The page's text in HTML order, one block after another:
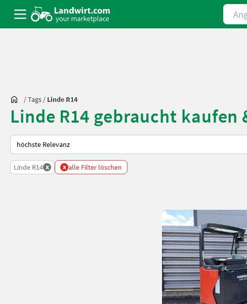
/Tags / Linde R14
Linde R14 gebraucht kaufen
So wird auf Landwirt.com sortiert
Linde R14 x x alle Filter löschen